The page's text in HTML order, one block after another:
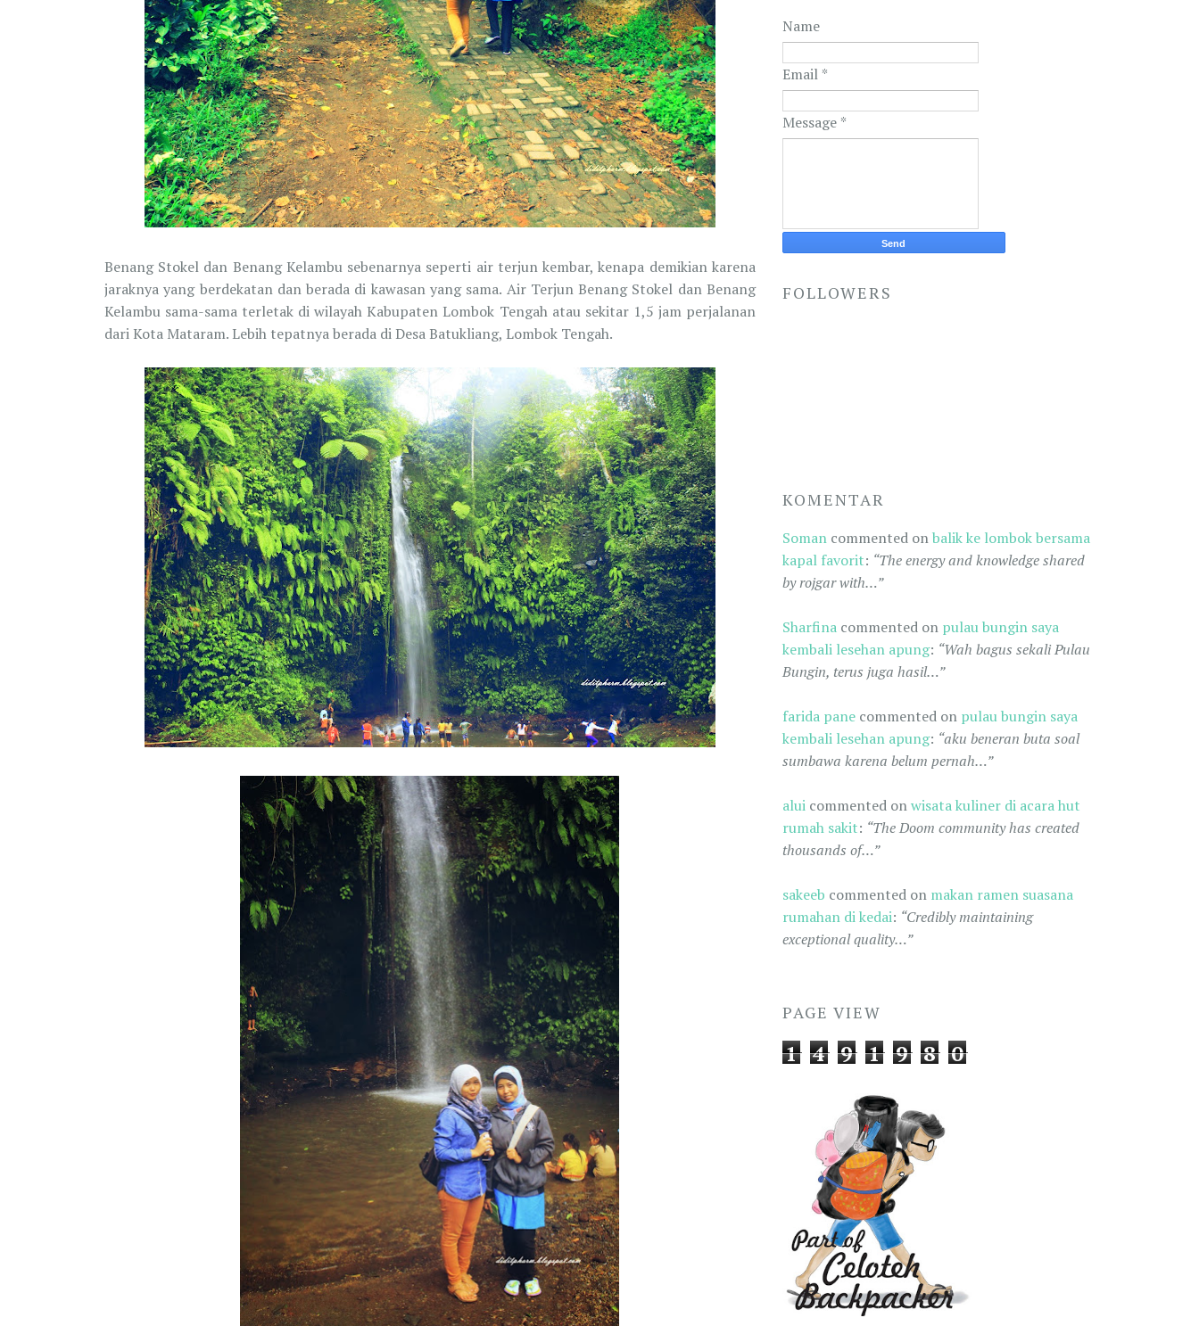
Benang Stokel dan Benang Kelambu sebenarnya seperti air terjun kembar, kenapa demikian karena
jaraknya yang berdekatan dan berada di kawasan yang sama. Air Terjun Benang Stokel dan Benang
Kelambu sama-sama terletak di wilayah Kabupaten Lombok Tengah atau sekitar 1,5 jam perjalanan
dari Kota Mataram. Lebih tepatnya berada di Desa Batukliang, Lombok Tengah.
Name
Email *
Message *
FOLLOWERS
KOMENTAR
Somancommented onbalik ke lombok bersama
kapal favorit: “The energy and knowledge shared
by rojgar with…”
Sharfinacommented on pulau bungin saya
kembali lesehan apung: “Wah bagus sekali Pulau
Bungin, terus juga hasil…”
farida panecommented on pulau bungin saya
kembali lesehan apung: “aku beneran buta soal
sumbawa karena belum pernah…”
aluicommented onwisata kuliner di acara hut
rumah sakit: “The Doom community has created
thousands of…”
sakeeb commented on makan ramen suasana
rumahan di kedai: “Credibly maintaining
exceptional quality…”
PAGE VIEW
1 4 9 1 9 8 0